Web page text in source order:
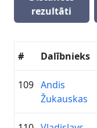
rezultāti
# Dalībnieks
109 Andis
Žukauskas